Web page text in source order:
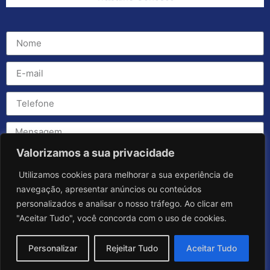
Valorizamos a sua privacidade
Utilizamos cookies para melhorar a sua experiência de
navegação, apresentar anúncios ou conteúdos
personalizados e analisar o nosso tráfego. Ao clicar em
"Aceitar Tudo", você concorda com o uso de cookies.
Personalizar Rejeitar Tudo Aceitar Tudo
Enviar